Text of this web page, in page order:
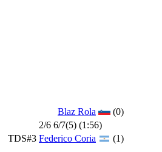
Blaz Rola
(0)
2/6 6/7(5) (1:56)
TDS#3 Federico Coria (1)